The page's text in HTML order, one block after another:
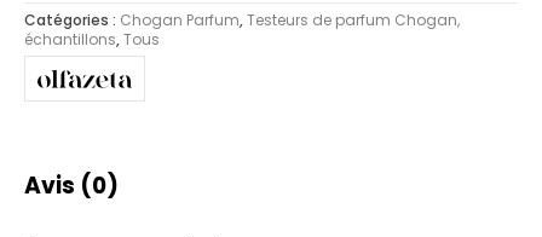
Catégories : Chogan Parfum,Testeurs de parfum Chogan,
échantillons,Tous
Avis (0)